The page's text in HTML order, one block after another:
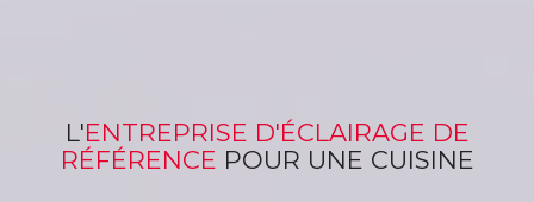
L'ENTREPRISE D'ÉCLAIRAGE DE
RÉFÉRENCE POUR UNE CUISINE